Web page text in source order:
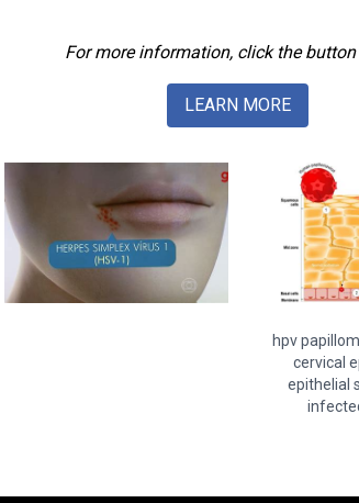
For more information, click the button
LEARN MORE
hpv
cervical
epithelial